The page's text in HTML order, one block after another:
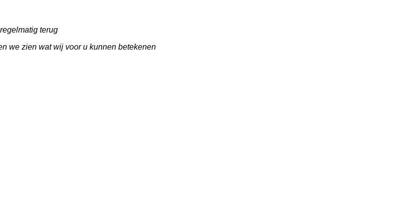
terug
we zien wat wij voor u kunnen betekenen